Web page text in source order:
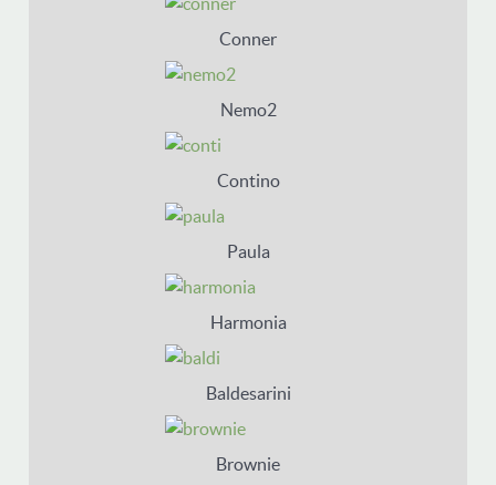
Conner
Nemo2
Contino
Paula
Harmonia
Baldesarini
Brownie